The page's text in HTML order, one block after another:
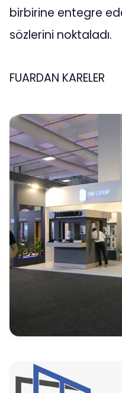
birbirine entegre
sözlerini noktaladı.
FUARDAN KARELER